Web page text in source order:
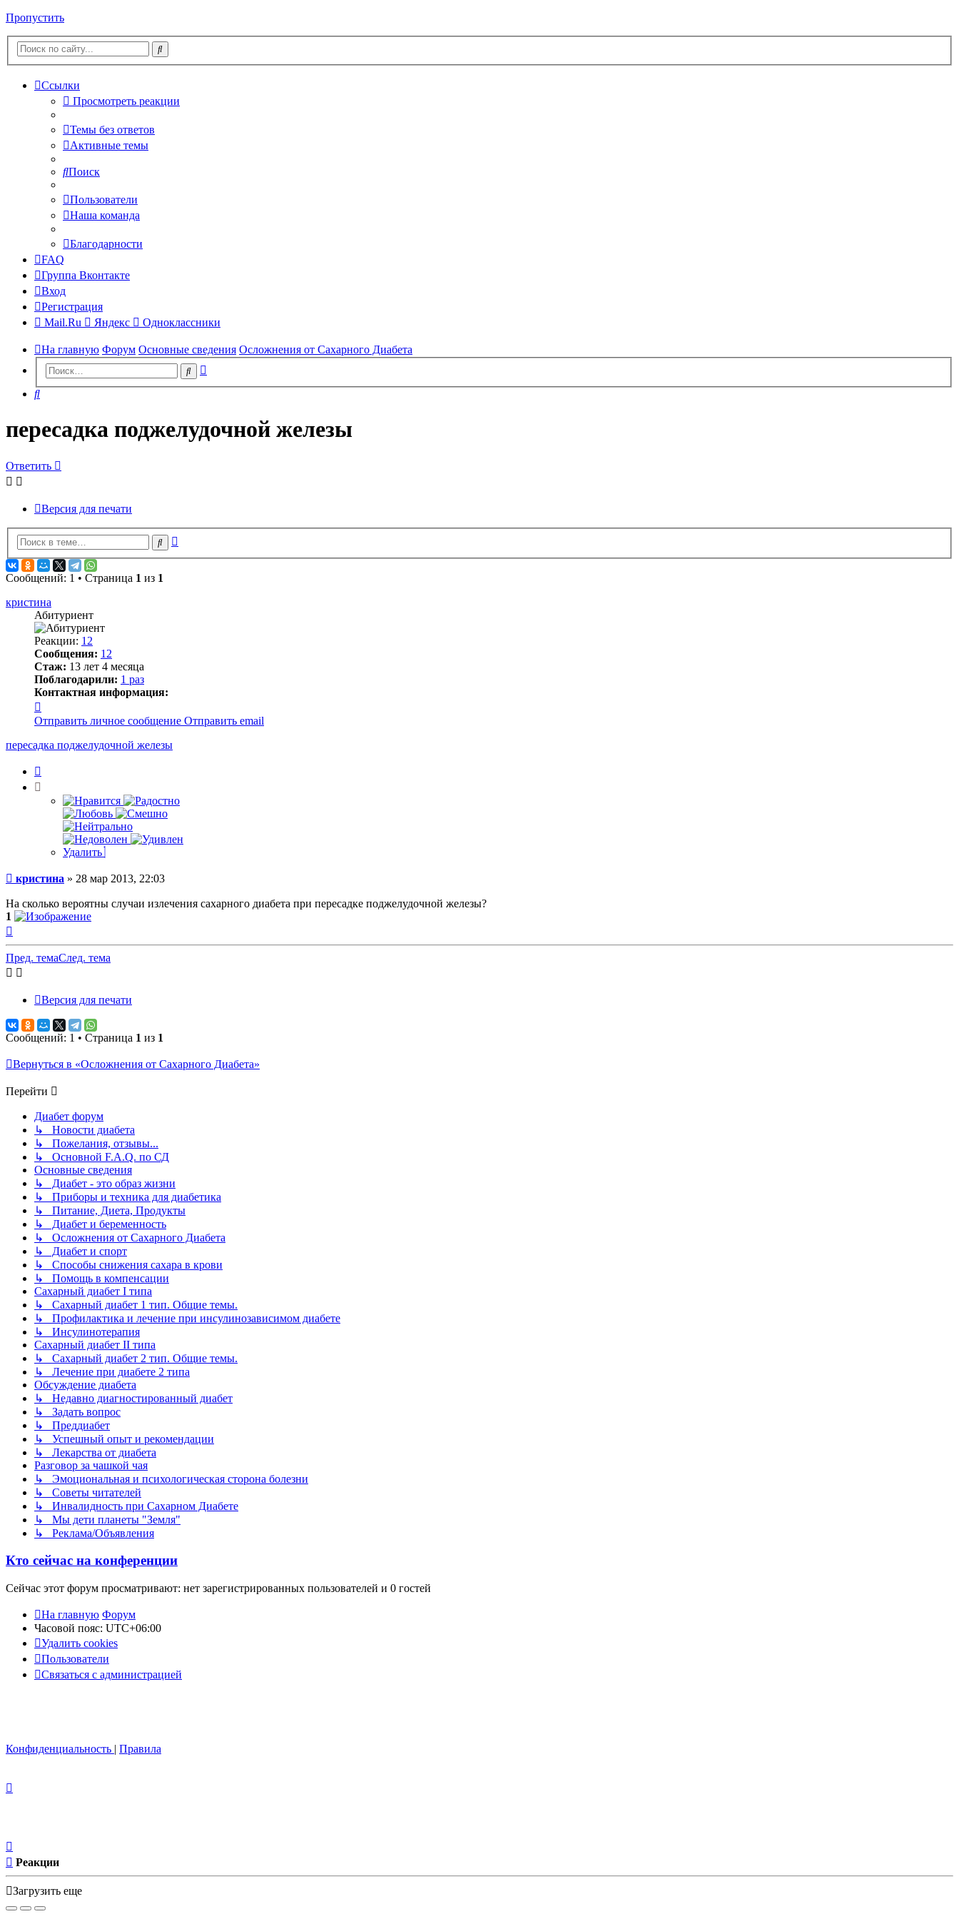
Пропустить
Ссылки
Просмотреть реакции
Темы без ответов
Активные темы
Поиск
Пользователи
Наша команда
Благодарности
FAQ
Группа Вконтакте
Вход
Регистрация
Mail.Ru
Яндекс Одноклассники
На главную Форум Основные сведения Осложнения от Сахарного Диабета
Поиск
Поиск
пересадка поджелудочной железы
Ответить
Версия для печати
Поиск
Сообщений: 1 • Страница 1 из 1
кристина
Абитуриент
Реакции: 12
Сообщения: 12
Стаж: 13 лет 4 месяца
Поблагодарили: 1 раз
Контактная информация:
информация
пользователя
кристина
Отправить личное сообщение Отправить email
пересадка поджелудочной железы
Удалить
Сообщение
кристина » 28 мар 2013, 22:03
На сколько вероятны случаи излечения сахарного диабета при пересадке поджелудочной железы?
1
началу
Пред. темаСлед. тема
Версия для печати
Сообщений: 1 • Страница 1 из 1
Вернуться в «Осложнения от Сахарного Диабета»
Перейти
Диабет форум
↳ Новости диабета
↳ Пожелания, отзывы...
↳ Основной F.A.Q. по СД
Основные сведения
↳ Диабет - это образ жизни
↳ Приборы и техника для диабетика
↳ Питание, Диета, Продукты
↳ Диабет и беременность
↳ Осложнения от Сахарного Диабета
↳ Диабет и спорт
↳ Способы снижения сахара в крови
↳ Помощь в компенсации
Сахарный диабет I типа
↳ Сахарный диабет 1 тип. Общие темы.
↳ Профилактика и лечение при инсулинозависимом диабете
↳ Инсулинотерапия
Сахарный диабет II типа
↳ Сахарный диабет 2 тип. Общие темы.
↳ Лечение при диабете 2 типа
Обсуждение диабета
↳ Недавно диагностированный диабет
↳ Задать вопрос
↳ Преддиабет
↳ Успешный опыт и рекомендации
↳ Лекарства от диабета
Разговор за чашкой чая
↳ Эмоциональная и психологическая сторона болезни
↳ Советы читателей
↳ Инвалидность при Сахарном Диабете
↳ Мы дети планеты "Земля"
↳ Реклама/Объявления
Кто сейчас на конференции
Сейчас этот форум просматривают: нет зарегистрированных пользователей и 0 гостей
На главную Форум
Часовой пояс: UTC+06:00
Удалить cookies
Пользователи
Связаться с администрацией
Конфиденциальность | Правила
Реакции
Загрузить еще